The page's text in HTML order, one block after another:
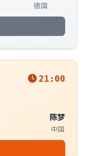
德国
21:00
陈梦
中国